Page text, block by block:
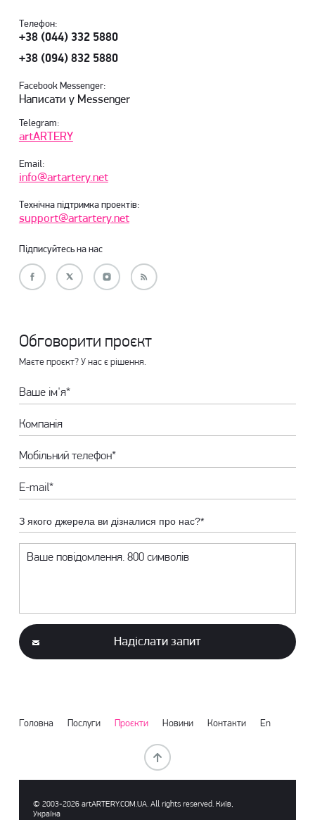
Телефон:
+38 (044) 332 5880
+38 (094) 832 5880
Facebook Messenger:
Написати у Messenger
Telegram:
artARTERY
Email:
info@artartery.net
Технічна підтримка проектів:
support@artartery.net
Підписуйтесь на нас
Обговорити проєкт
Маєте проєкт? У нас є рішення.
З якого джерела ви дізналися про нас?*
Надіслати запит
Головна Послуги Проєкти Новини Контакти En
© 2003-2026 аrtARTERY.COM.UA. All rights reserved. Київ,
Україна